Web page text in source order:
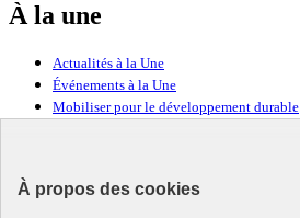
À propos des cookies
À la une
Actualités à la Une
Événements à la Une
Mobiliser pour le développement durable
Ressources